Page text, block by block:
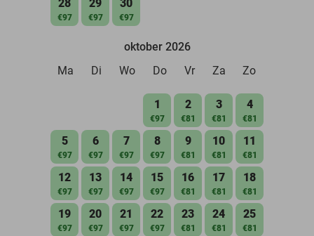
28
€97
29
€97
30
€97
oktober 2026
Ma
Di Wo Do Vr Za Zo
1
€97
2
€81
3
€81
4
€81
5
€97
6
€97
7
€97
8
€97
9
€81
10
€81
11
€81
12
€97
13
€97
14
€97
15
€97
16
€81
17
€81
18
€81
19
€97
20
€97
21
€97
22
€97
23
€81
24
€81
25
€81